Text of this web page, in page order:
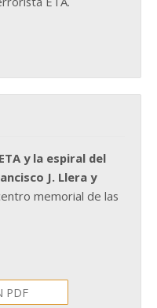
y la espiral del
J. Llera y
memorial de las
PDF